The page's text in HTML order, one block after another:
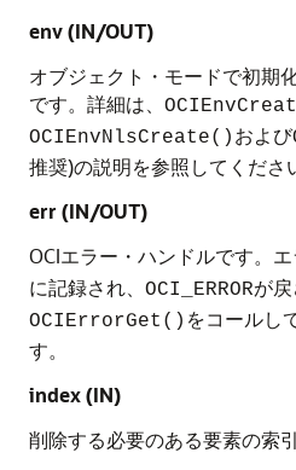
env (IN/OUT)
オブジェクト・モードで初期
です。詳細は、
OCIEnvNlsCreate() および
推奨)の説明を参照してくださ
err (IN/OUT)
OCIエラー・ハンドルです。エ
に記録され、 OCI_ERRORが戻
OCIErrorGet() をコールし
す。
index (IN)
削除する必要のある要素の索引